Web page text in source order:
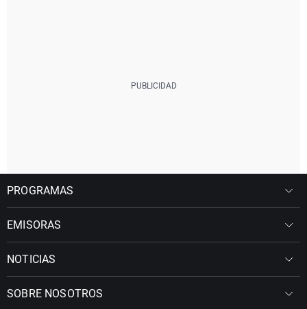
PROGRAMAS
EMISORAS
NOTICIAS
SOBRE NOSOTROS